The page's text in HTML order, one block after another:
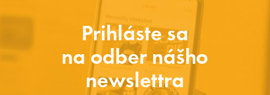
Prihláste sa
na odber nášho
newslettra